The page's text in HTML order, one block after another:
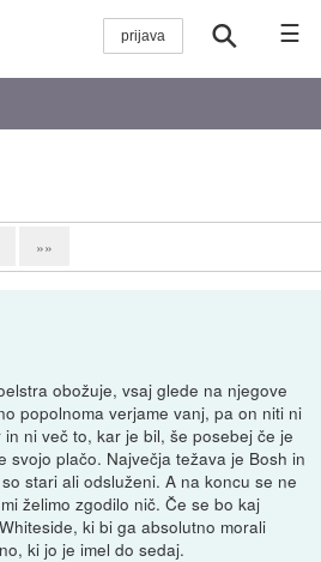
☰
»»
obožuje, vsaj glede na njegove
popolnoma verjame vanj, pa on niti ni
ni več to, kar je bil, še posebej če je
svojo plačo. Največja težava je Bosh in
stari ali odsluženi. A na koncu se ne
želimo zgodilo nič. Če se bo kaj
ki bi ga absolutno morali
ki jo je imel do sedaj.